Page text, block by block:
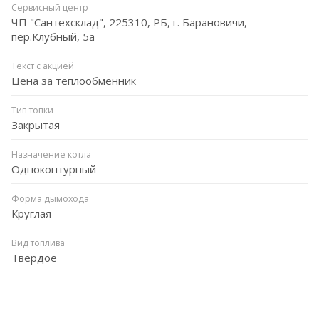
Сервисный центр
ЧП "Сантехсклад", 225310, РБ, г. Барановичи,
пер.Клубный, 5а
Текст с акцией
Цена за теплообменник
Тип топки
Закрытая
Назначение котла
Одноконтурный
Форма дымохода
Круглая
Вид топлива
Твердое